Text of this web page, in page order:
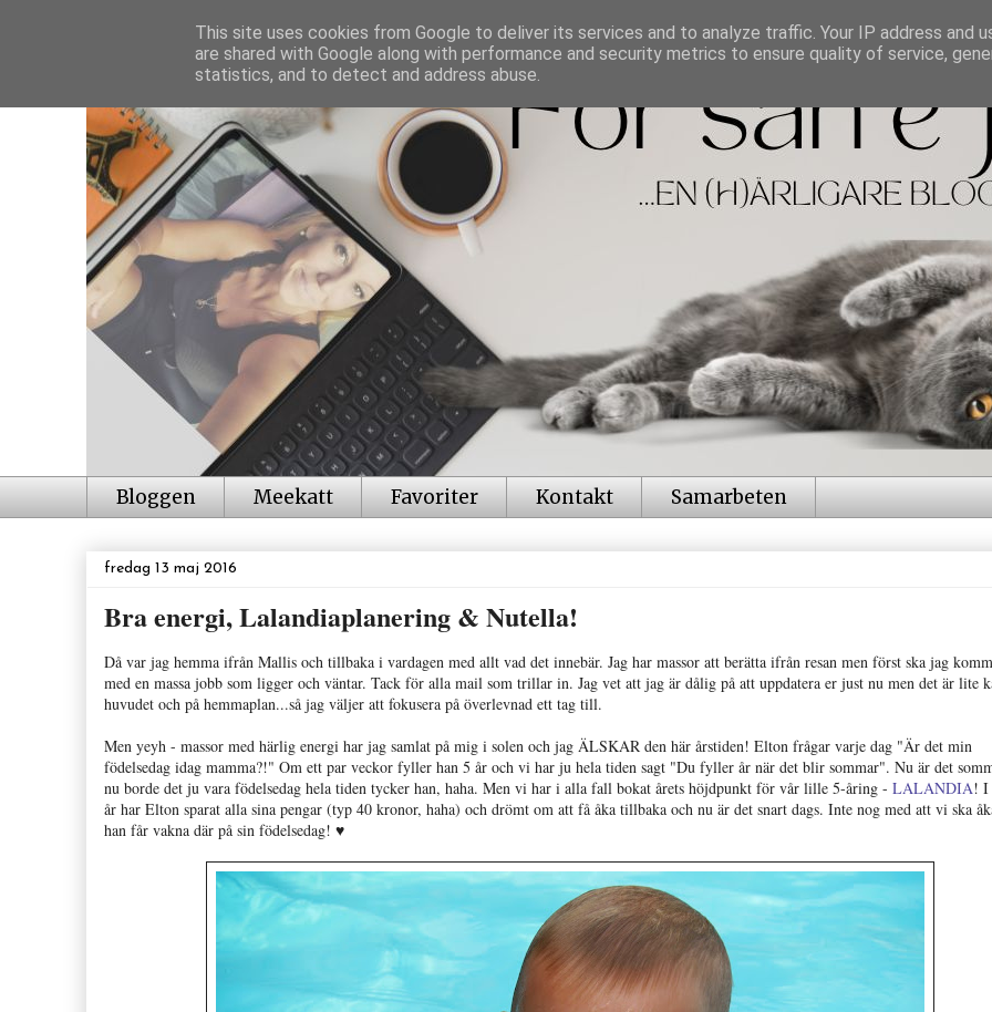
Bloggen Meekatt Favoriter Kontakt Samarbeten
fredag 13 maj 2016
Bra energi, Lalandiaplanering & Nutella!
Då var jag hemma ifrån Mallis och tillbaka i vardagen med allt vad det innebär. Jag har massor att berätta ifrån resan men först ska jag
med en massa jobb som ligger och väntar. Tack för alla mail som trillar in. Jag vet att jag är dålig på att uppdatera er just nu men det är lite
huvudet och på hemmaplan...så jag väljer att fokusera på överlevnad ett tag till.
Men yeyh - massor med härlig energi har jag samlat på mig i solen och jag ÄLSKAR den här årstiden! Elton frågar varje dag "Är det min
födelsedag idag mamma?!" Om ett par veckor fyller han 5 år och vi har ju hela tiden sagt "Du fyller år när det blir sommar". Nu är det
nu borde det ju vara födelsedag hela tiden tycker han, haha. Men vi har i alla fall bokat årets höjdpunkt för vår lille 5-åring - LALANDIA! I
år har Elton sparat alla sina pengar (typ 40 kronor, haha) och drömt om att få åka tillbaka och nu är det snart dags. Inte nog med att vi ska
han får vakna där på sin födelsedag! ♥
This site uses cookies from Google to deliver its services and to analyze traffic. Your IP address and
are shared with Google along with performance and security metrics to ensure quality of service,
statistics, and to detect and address abuse.